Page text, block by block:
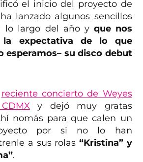
el inicio del proyecto de
lanzado algunos sencillos
lo largo del año y que nos
la expectativa de lo que
esperamos– su disco debut
reciente concierto de Weyes
y dejó muy gratas
nomás para que calen un
por si no lo han
a sus rolas “Kristina” y
.